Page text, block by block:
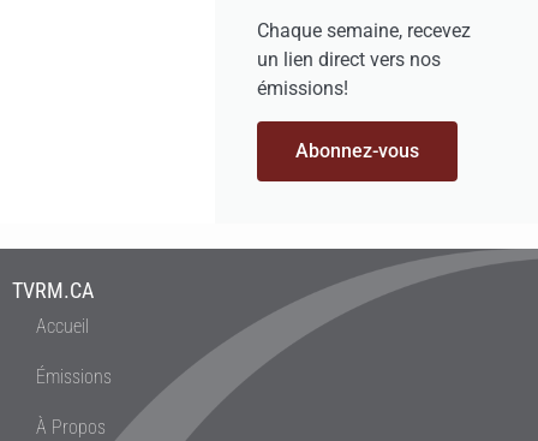
Chaque semaine, recevez
un lien direct vers nos
émissions!
Abonnez-vous
TVRM.CA
Accueil
Émissions
À Propos